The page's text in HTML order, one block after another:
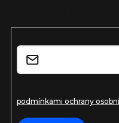
podmínkami ochrany